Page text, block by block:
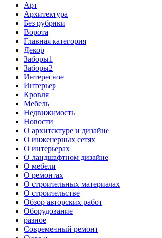
Арт
Архитектура
Без рубрики
Ворота
Главная категория
Декор
Заборы1
Заборы2
Интересное
Интерьер
Кровля
Мебель
Недвижимость
Новости
О архитектуре и дизайне
О инженерных сетях
О интерьерах
О ландшафтном дизайне
О мебели
О ремонтах
О строительных материалах
О строительстве
Обзор авторских работ
Оборудование
разное
Современный ремонт